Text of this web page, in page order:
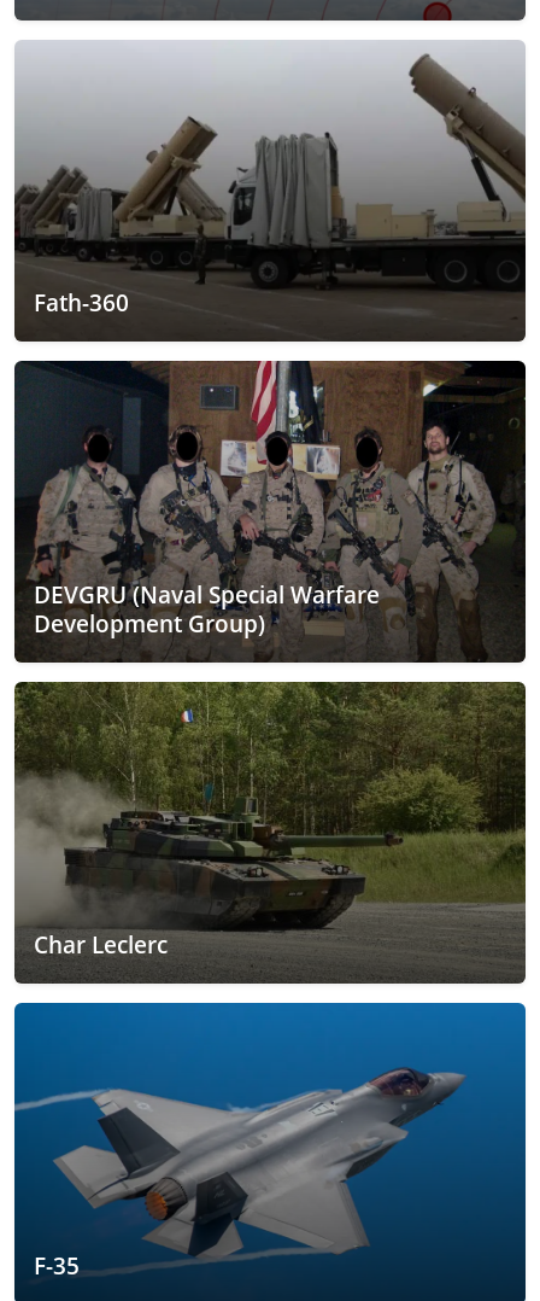
Fath-360
DEVGRU (Naval Special Warfare
Development Group)
Char Leclerc
F-35